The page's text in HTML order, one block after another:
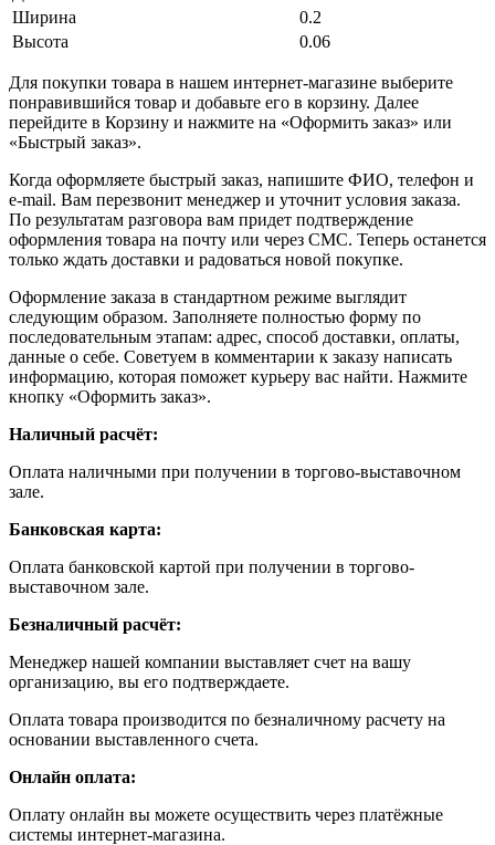
Ширина
0.2
Высота
0.06
Для покупки товара в нашем интернет-магазине выберите
понравившийся товар и добавьте его в корзину. Далее
перейдите в Корзину и нажмите на «Оформить заказ» или
«Быстрый заказ».
Когда оформляете быстрый заказ, напишите ФИО, телефон и
e-mail. Вам перезвонит менеджер и уточнит условия заказа.
По результатам разговора вам придет подтверждение
оформления товара на почту или через СМС. Теперь останется
только ждать доставки и радоваться новой покупке.
Оформление заказа в стандартном режиме выглядит
следующим образом. Заполняете полностью форму по
последовательным этапам: адрес, способ доставки, оплаты,
данные о себе. Советуем в комментарии к заказу написать
информацию, которая поможет курьеру вас найти. Нажмите
кнопку «Оформить заказ».
Наличный расчёт:
Оплата наличными при получении в торгово-выставочном
зале.
Банковская карта:
Оплата банковской картой при получении в торгово-
выставочном зале.
Безналичный расчёт:
Менеджер нашей компании выставляет счет на вашу
организацию, вы его подтверждаете.
Оплата товара производится по безналичному расчету на
основании выставленного счета.
Онлайн оплата:
Оплату онлайн вы можете осуществить через платёжные
системы интернет-магазина.